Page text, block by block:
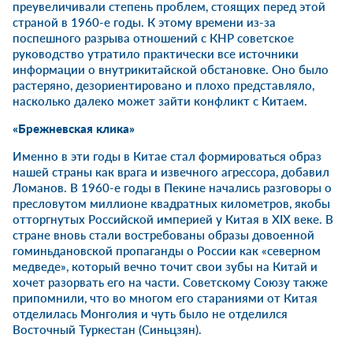
преувеличивали степень проблем, стоящих перед этой
страной в 1960-е годы. К этому времени из-за
поспешного разрыва отношений с КНР советское
руководство утратило практически все источники
информации о внутрикитайской обстановке. Оно было
растеряно, дезориентировано и плохо представляло,
насколько далеко может зайти конфликт с Китаем.
«Брежневская клика»
Именно в эти годы в Китае стал формироваться образ
нашей страны как врага и извечного агрессора, добавил
Ломанов. В 1960-е годы в Пекине начались разговоры о
пресловутом миллионе квадратных километров, якобы
отторгнутых Российской империей у Китая в XIX веке. В
стране вновь стали востребованы образы довоенной
гоминьдановской пропаганды о России как «северном
медведе», который вечно точит свои зубы на Китай и
хочет разорвать его на части. Советскому Союзу также
припомнили, что во многом его стараниями от Китая
отделилась Монголия и чуть было не отделился
Восточный Туркестан (Синьцзян).